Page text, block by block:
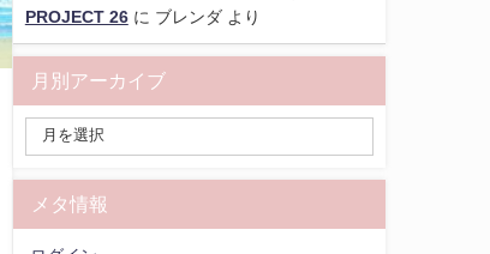
PROJECT 26に ブレンダより
月別アーカイブ
メタ情報